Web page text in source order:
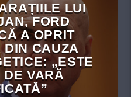
LUI
FORD
A OPRIT
DIN CAUZA
„ESTE
DE VARĂ